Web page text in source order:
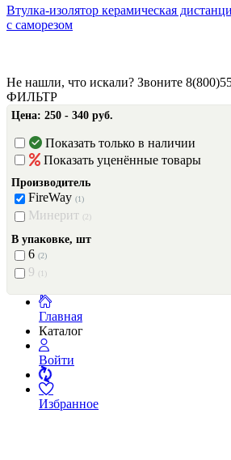
Втулка-изолятор керамическая
с саморезом
Не нашли, что искали? Звоните
ФИЛЬТР
Цена: 250 - 340 руб.
Показать только в наличии
Показать уценённые товары
Производитель
FireWay (1)
Минерит (2)
В упаковке, шт
6 (2)
9 (1)
Главная
Каталог
Войти
Избранное